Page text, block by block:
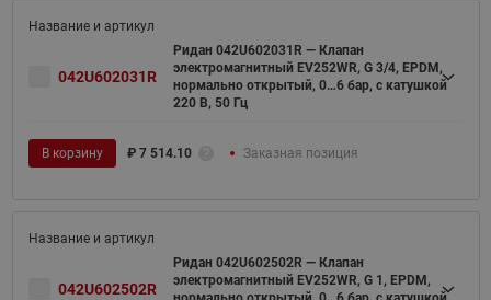
042U602031R
Ридан 042U602031R — Клапан
электромагнитный EV252WR, G 3/4, EPDM,
нормально открытый, 0…6 бар, с катушкой
220 В, 50 Гц
В корзину ₽ 7 514.10 Заказная позиция
042U602502R
Ридан 042U602502R — Клапан
электромагнитный EV252WR, G 1, EPDM,